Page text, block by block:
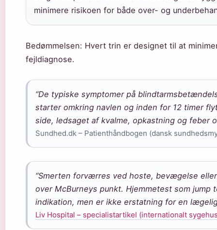
minimere risikoen for både over- og
Bedømmelsen: Hvert trin er designet til at
fejldiagnose.
“De typiske symptomer på
starter omkring navlen og inden for 12 timer
side, ledsaget af kvalme, opkastning og feber
Sundhed.dk – Patienthåndbogen (dansk
“Smerten forværres ved hoste, bevægelse
over McBurneys punkt. Hjemmetest som jump
indikation, men er ikke erstatning for en
Liv Hospital – specialistartikel (internationalt